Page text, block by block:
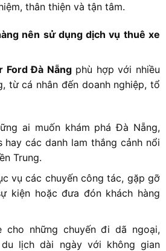
thân thiện và tận tâm.
nên sử dụng dịch vụ thuê xe
Ford Đà Nẵngphù hợp với nhiều
từ cá nhân đến doanh nghiệp, tổ
ai muốn khám phá Đà Nẵng,
hay các danh lam thắng cảnh nổi
Trung.
vụ các chuyến công tác, gặp gỡ
kiện hoặc đưa đón khách hàng
cho những chuyến đi dã ngoại,
lịch dài ngày với không gian